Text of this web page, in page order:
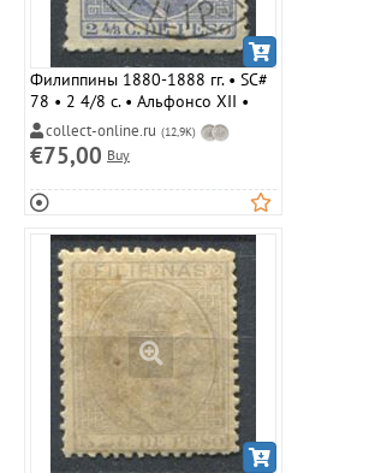
Филиппины 1880-1888 гг. • SC#
78 • 2 4/8 c. • Альфонсо XII •
стандарт • Used VF
collect-online.ru (12,9K)
€75,00 Buy